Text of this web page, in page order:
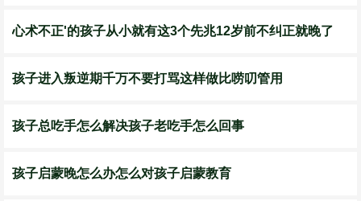
心术不正'的孩子从小就有这3个先兆12岁前不纠正就晚了
孩子进入叛逆期千万不要打骂这样做比唠叨管用
孩子总吃手怎么解决孩子老吃手怎么回事
​孩子启蒙晚怎么办怎么对孩子启蒙教育